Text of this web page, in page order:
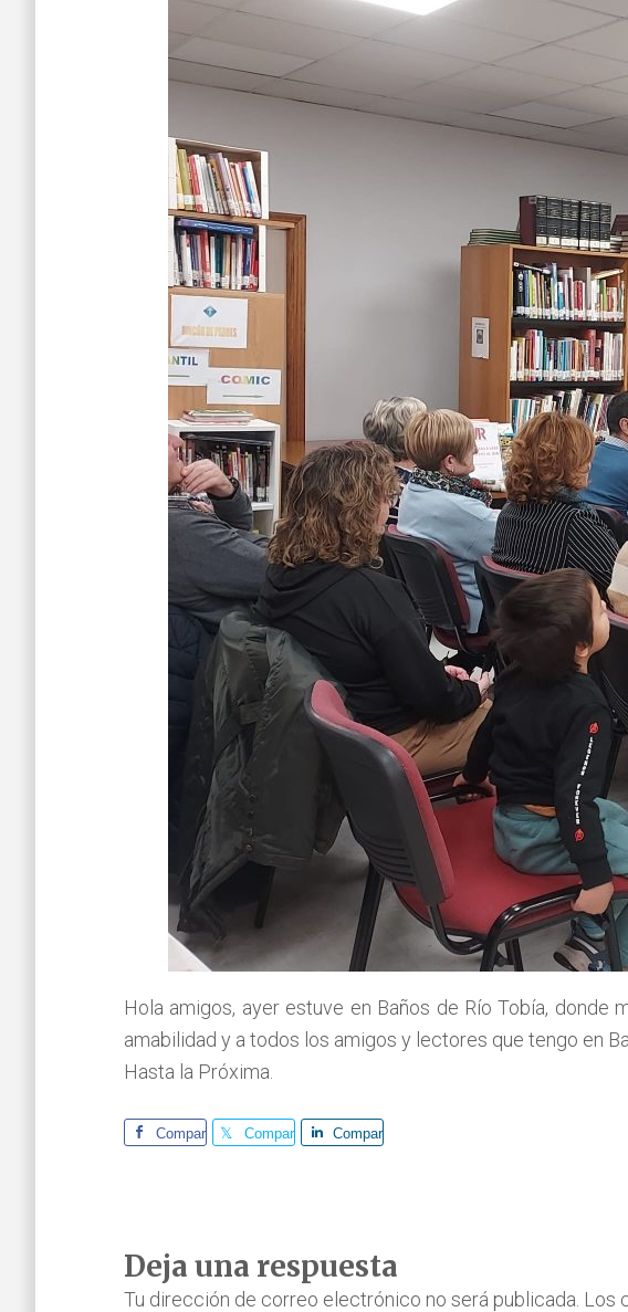
Hola amigos, ayer estuve en Baños de Río Tobía,
amabilidad y a todos los amigos y lectores que tengo en
Hasta la Próxima.
Comparte Comparte Comparte
Interacciones
Deja una respuesta
Tu dirección de correo electrónico no será publicada. Los